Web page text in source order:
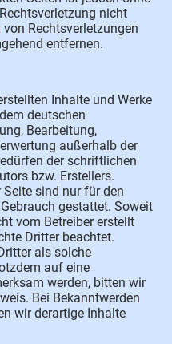
nicht
Rechtsverletzungen
entfernen.
Inhalte und Werke
deutschen
Bearbeitung,
außerhalb der
der schriftlichen
bzw. Erstellers.
sind nur für den
gestattet. Soweit
vom Betreiber erstellt
Dritter beachtet.
als solche
auf eine
werden, bitten wir
Bei Bekanntwerden
wir derartige Inhalte